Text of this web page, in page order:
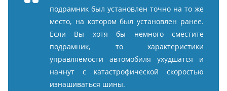
подрамник был установлен точно на то же
место, на котором был установлен ранее.
Если Вы хотя бы немного сместите
подрамник, то характеристики
управляемости автомобиля ухудшатся и
начнут с катастрофической скоростью
изнашиваться шины.